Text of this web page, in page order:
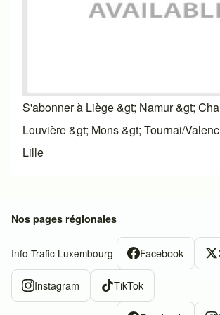
S'abonner à Liège &gt; Namur &gt;
Louvière &gt; Mons &gt; Tournai/
Lille
Nos pages régionales
Info Trafic Luxembourg Facebook
Instagram TikTok